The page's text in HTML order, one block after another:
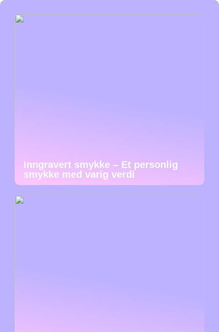
Inngravert smykke – Et personlig
smykke med varig verdi